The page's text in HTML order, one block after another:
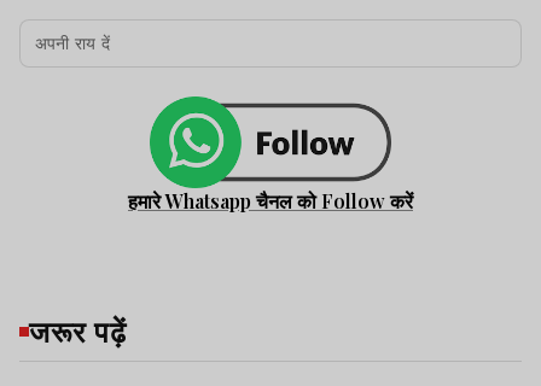
हमारे Whatsapp चैनल को Follow करें
जरूर पढ़ें